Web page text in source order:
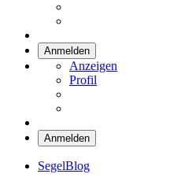
Anmelden
Anzeigen
Profil
Anmelden
SegelBlog